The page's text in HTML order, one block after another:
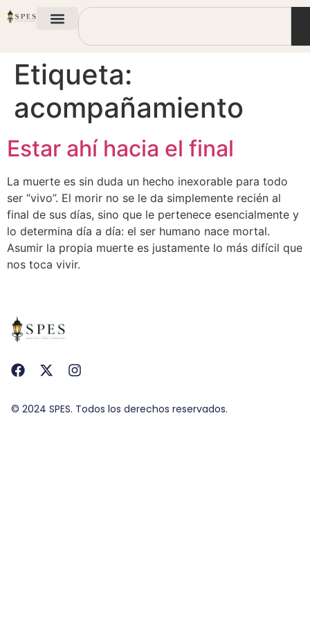
Etiqueta:
acompañamiento
Estar ahí hacia el final
La muerte es sin duda un hecho inexorable para todo
ser “vivo”. El morir no se le da simplemente recién al
final de sus días, sino que le pertenece esencialmente y
lo determina día a día: el ser humano nace mortal.
Asumir la propia muerte es justamente lo más difícil que
nos toca vivir.
© 2024 SPES. Todos los derechos reservados.